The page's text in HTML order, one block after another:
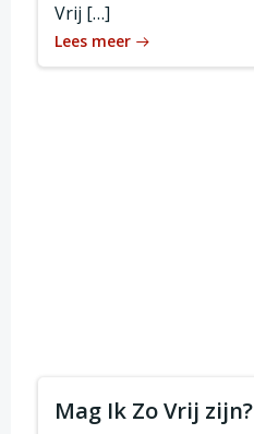
Vrij […]
Lees meer
Mag Ik Zo Vrij zijn?